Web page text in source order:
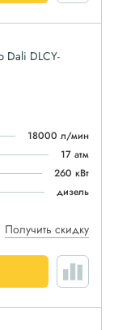
Dali DLCY-
18000 л/мин
17 атм
260 кВт
дизель
Получить скидку